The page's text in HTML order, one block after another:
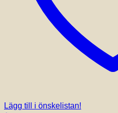
Lägg till i önskelistan!